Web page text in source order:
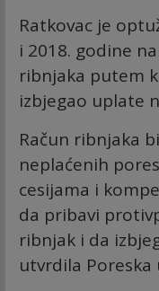
Ratkovac je
i 2018. godine
ribnjaka putem
izbjegao uplate
Račun ribnjaka
neplaćenih
cesijama i
da pribavi
ribnjak i da
utvrdila Poreska